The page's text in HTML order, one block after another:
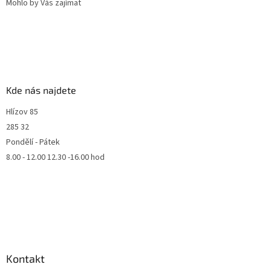
Mohlo by Vás zajímat
Kde nás najdete
Hlízov 85
285 32
Pondělí - Pátek
8.00 - 12.00 12.30 -16.00 hod
Kontakt